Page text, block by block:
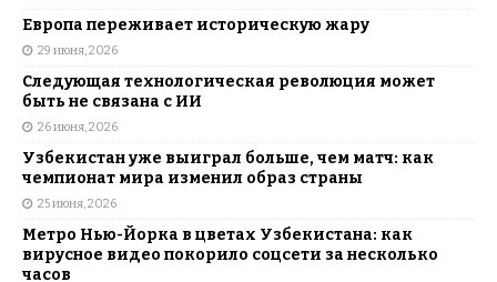
Европа переживает историческую жару
29 июня, 2026
Следующая технологическая революция может
быть не связана с ИИ
26 июня, 2026
Узбекистан уже выиграл больше, чем матч: как
чемпионат мира изменил образ страны
25 июня, 2026
Метро Нью-Йорка в цветах Узбекистана: как
вирусное видео покорило соцсети за несколько
часов